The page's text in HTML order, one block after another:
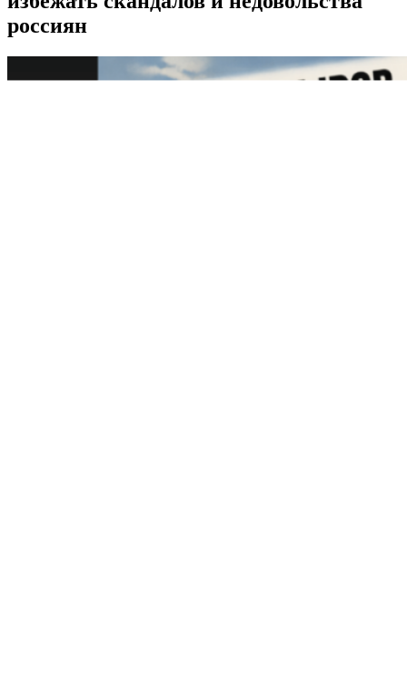
россиян